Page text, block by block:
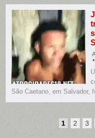
São Caetano, em Salvador,
1 2 3